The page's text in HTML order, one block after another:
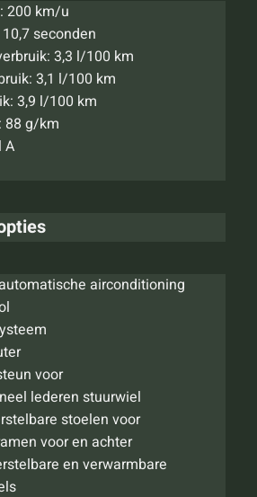
200 km/u
seconden
3,3 l/100 km
3,1 l/100 km
3,9 l/100 km
88 g/km
A
airconditioning
voor
lederen stuurwiel
stoelen voor
voor en achter
en verwarmbare